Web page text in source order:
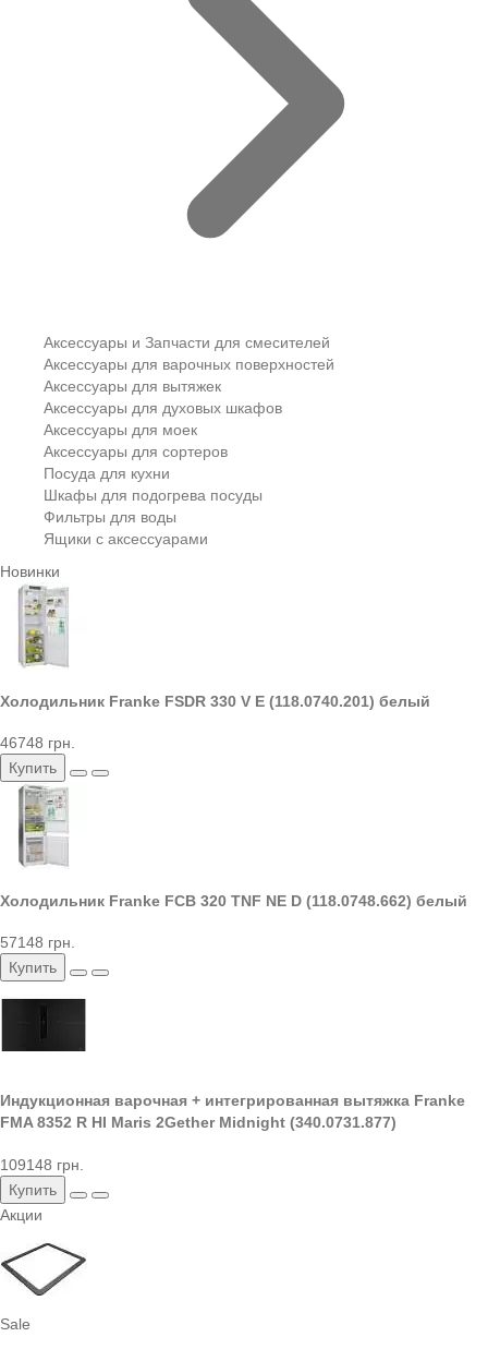
Аксессуары и Запчасти для смесителей
Аксессуары для варочных поверхностей
Аксессуары для вытяжек
Аксессуары для духовых шкафов
Аксессуары для моек
Аксессуары для сортеров
Посуда для кухни
Шкафы для подогрева посуды
Фильтры для воды
Ящики с аксессуарами
Новинки
Холодильник Franke FSDR 330 V E (118.0740.201) белый
46748 грн.
Купить
Холодильник Franke FCB 320 TNF NE D (118.0748.662) белый
57148 грн.
Купить
Индукционная варочная + интегрированная вытяжка Franke
FMA 8352 R HI Maris 2Gether Midnight (340.0731.877)
109148 грн.
Купить
Акции
Sale